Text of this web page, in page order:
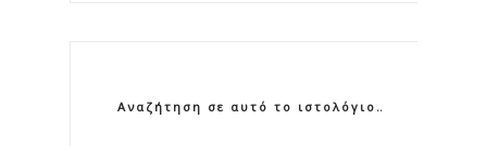
Αναζήτηση σε αυτό το ιστολόγιο